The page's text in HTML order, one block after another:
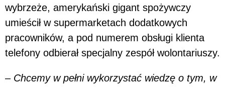
wybrzeże, amerykański gigant spożywczy
umieścił w supermarketach dodatkowych
pracowników, a pod numerem obsługi klienta
telefony odbierał specjalny zespół wolontariuszy.
–Chcemy w pełni wykorzystać wiedzę o tym, w